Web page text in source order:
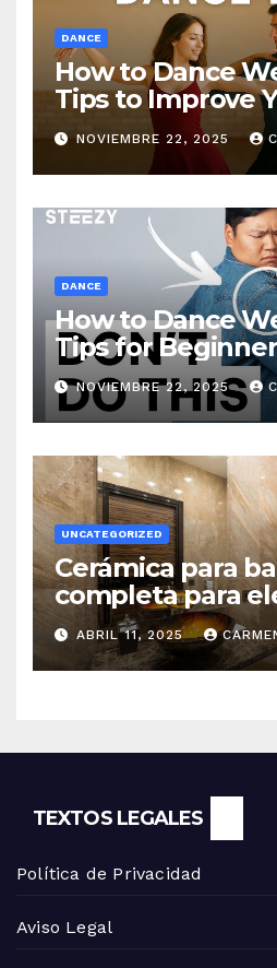
DANCE
How to Dance
Tips to Improve
Dancing Skills
NOVIEMBRE 22, 2025
DANCE
How to Dance
Tips for
NOVIEMBRE 22, 2025
UNCATEGORIZED
Cerámica para
completa para
opción
ABRIL 11, 2025
TEXTOS LEGALES
Política de Privacidad
Aviso Legal